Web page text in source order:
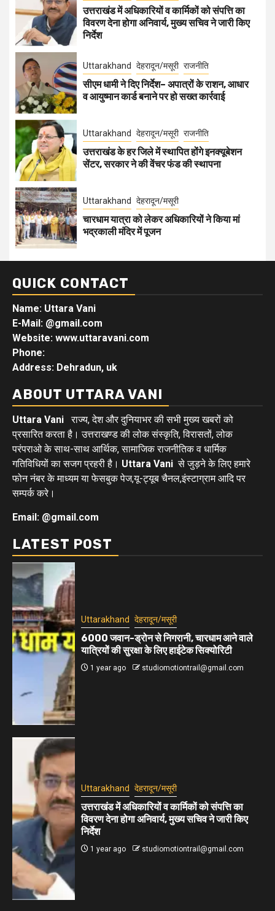
उत्तराखंड में अधिकारियों व कार्मिकों को संपत्ति का
विवरण देना होगा अनिवार्य, मुख्य सचिव ने जारी किए
निर्देश
Uttarakhand देहरादून/मसूरी राजनीति
सीएम धामी ने दिए निर्देश– अपात्रों के राशन, आधार
व आयुष्मान कार्ड बनाने पर हो सख्त कार्रवाई
Uttarakhand देहरादून/मसूरी राजनीति
उत्तराखंड के हर जिले में स्थापित होंगे इनक्यूबेशन
सेंटर, सरकार ने की वेंचर फंड की स्थापना
Uttarakhand देहरादून/मसूरी
चारधाम यात्रा को लेकर अधिकारियों ने किया मां
भद्रकाली मंदिर में पूजन
QUICK CONTACT
Name: Uttara Vani
E-Mail: @gmail.com
Website: www.uttaravani.com
Phone:
Address: Dehradun, uk
ABOUT UTTARA VANI
Uttara Vani राज्य, देश और दुनियाभर की सभी मुख्य खबरों को
प्रसारित करता है। उत्तराखण्ड की लोक संस्कृति, विरासतों, लोक
परंपराओ के साथ-साथ आर्थिक, सामाजिक राजनीतिक व धार्मिक
गतिविधियों का सजग प्रहरी है। Uttara Vani से जुड़ने के लिए हमारे
फोन नंबर के माध्यम या फेसबुक पेज,यू-ट्यूब चैनल,इंस्टाग्राम आदि पर
सम्पर्क करे।
Email: @gmail.com
LATEST POST
Uttarakhand देहरादून/मसूरी
6000 जवान-ड्रोन से निगरानी, चारधाम आने वाले
यात्रियों की सुरक्षा के लिए हाईटेक सिक्योरिटी
1 year ago studiomotiontrail@gmail.com
Uttarakhand देहरादून/मसूरी
उत्तराखंड में अधिकारियों व कार्मिकों को संपत्ति का
विवरण देना होगा अनिवार्य, मुख्य सचिव ने जारी किए
निर्देश
1 year ago studiomotiontrail@gmail.com